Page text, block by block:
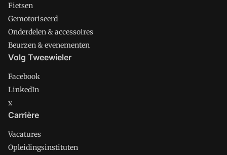
Fietsen
Gemotoriseerd
Onderdelen & accessoires
Beurzen & evenementen
Volg Tweewieler
Facebook
LinkedIn
x
Carrière
Vacatures
Opleidingsinstituten